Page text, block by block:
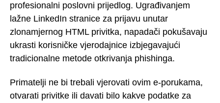
profesionalni poslovni prijedlog. Ugrađivanjem
lažne LinkedIn stranice za prijavu unutar
zlonamjernog HTML privitka, napadači pokušavaju
ukrasti korisničke vjerodajnice izbjegavajući
tradicionalne metode otkrivanja phishinga.
Primatelji ne bi trebali vjerovati ovim e-porukama,
otvarati privitke ili davati bilo kakve podatke za